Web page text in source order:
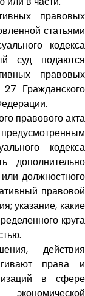
правовых
статьями
кодекса
суд подаются
правовых
Гражданского
правового акта
кодекса
дополнительно
должностного
правовой
указание, какие
круга
действия
права и
в сфере